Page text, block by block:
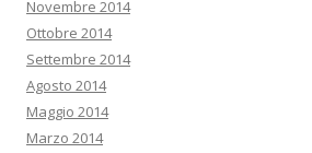
Novembre 2014
Ottobre 2014
Settembre 2014
Agosto 2014
Maggio 2014
Marzo 2014